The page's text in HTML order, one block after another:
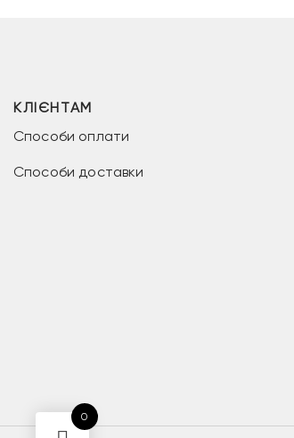
КЛІЄНТАМ
Способи оплати
Способи доставки
0